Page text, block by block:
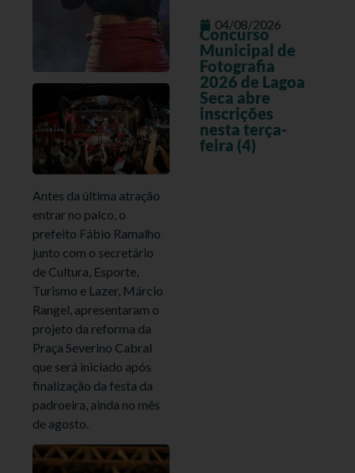
Antes da última atração
entrar no palco, o
prefeito Fábio Ramalho
junto com o secretário
de Cultura, Esporte,
Turismo e Lazer, Márcio
Rangel, apresentaram o
projeto da reforma da
Praça Severino Cabral
que será iniciado após
finalização da festa da
padroeira, ainda no mês
de agosto.
04/08/2026
Concurso
Municipal de
Fotografia
2026 de Lagoa
Seca abre
inscrições
nesta terça-
feira (4)